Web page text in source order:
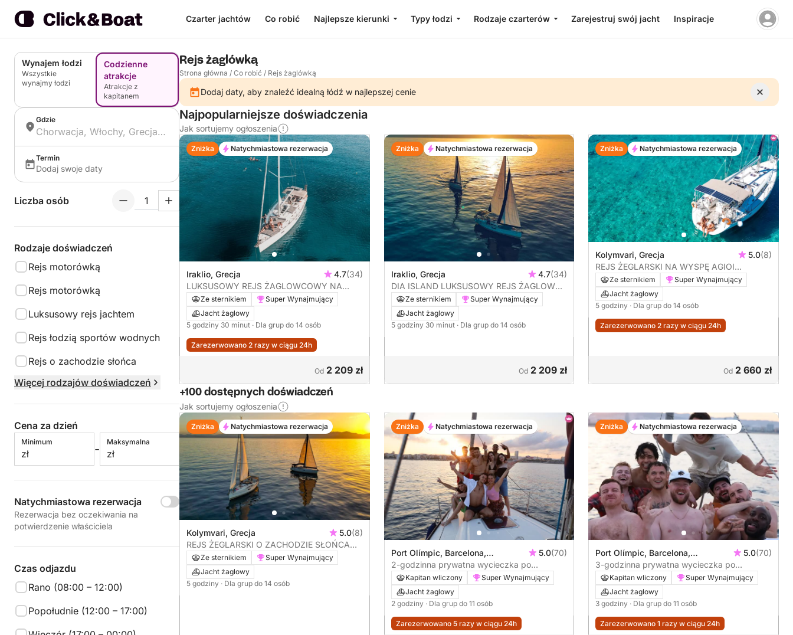
Czarter jachtów Co robić Najlepsze kierunki Typy łodzi Rodzaje czarterów Zarejestruj swój jacht Inspiracje
Wynajem łodzi
Wszystkie
wynajmy łodzi
Codzienne
atrakcje
Atrakcje z
kapitanem
Gdzie
Termin
Dodaj swoje daty
Liczba osób
Rodzaje doświadczeń
Rejs motorówką
Rejs motorówką
Luksusowy rejs jachtem
Rejs łodzią sportów wodnych
Rejs o zachodzie słońca
Więcej rodzajów doświadczeń
Cena za dzień
Minimum
zł -
Maksymalna
zł
Natychmiastowa rezerwacja
Rezerwacja bez oczekiwania na
potwierdzenie właściciela
Czas odjazdu
Rano (08:00 – 12:00)
Popołudnie (12:00 – 17:00)
Rejs żaglówką
Strona główna / Co robić / Rejs żaglówką
Dodaj daty, aby znaleźć idealną łódź w najlepszej cenie
Najpopularniejsze doświadczenia
Jak sortujemy ogłoszenia
Iraklio, Grecja 4.7(34)
LUKSUSOWY REJS ŻAGLOWCOWY NA
WYSPIE DIA
Ze sternikiem
Super Wynajmujący
Jacht żaglowy
5 godziny 30 minut · Dla grup do 14 osób
Zarezerwowano 2 razy w ciągu 24h
Od 2 209 zł
Zniżka Natychmiastowa rezerwacja
Iraklio, Grecja 4.7(34)
DIA ISLAND LUKSUSOWY REJS ŻAGLOWO-
SŁOŃCOWY O ZACHODZIE SŁOŃCA
Ze sternikiem
Super Wynajmujący
Jacht żaglowy
5 godziny 30 minut · Dla grup do 14 osób
Od 2 209 zł
Zniżka Natychmiastowa rezerwacja
Kolymvari, Grecja 5.0(8)
REJS ŻEGLARSKI NA WYSPĘ AGIOI
THEODOROI
Ze sternikiem
Super Wynajmujący
Jacht żaglowy
5 godziny · Dla grup do 14 osób
Zarezerwowano 2 razy w ciągu 24h
Od 2 660 zł
Zniżka Natychmiastowa rezerwacja
+100 dostępnych doświadczeń
Jak sortujemy ogłoszenia
Kolymvari, Grecja 5.0(8)
REJS ŻEGLARSKI O ZACHODZIE SŁOŃCA
NA WYSPĘ AGIOI THEODOROI
Ze sternikiem
Super Wynajmujący
Jacht żaglowy
5 godziny · Dla grup do 14 osób
Zniżka Natychmiastowa rezerwacja
Port Olímpic, Barcelona,
Hiszpania
5.0(70)
2-godzinna prywatna wycieczka po
Barcelonie z lokalnym kapitanem
Kapitan wliczony
Super Wynajmujący
Jacht żaglowy
2 godziny · Dla grup do 11 osób
Zarezerwowano 5 razy w ciągu 24h
Zniżka Natychmiastowa rezerwacja
Port Olímpic, Barcelona,
Hiszpania
5.0(70)
3-godzinna prywatna wycieczka po
Barcelonie z lokalnym kapitanem
Kapitan wliczony
Super Wynajmujący
Jacht żaglowy
3 godziny · Dla grup do 11 osób
Zarezerwowano 1 razy w ciągu 24h
Zniżka Natychmiastowa rezerwacja